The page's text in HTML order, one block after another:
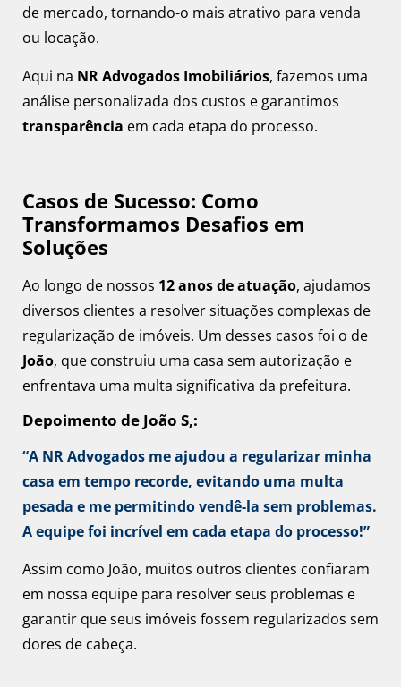
de mercado, tornando-o mais atrativo para venda
ou locação.
Aqui na NR Advogados Imobiliários, fazemos uma
análise personalizada dos custos e garantimos
transparência em cada etapa do processo.
Casos de Sucesso: Como
Transformamos Desafios em
Soluções
Ao longo de nossos 12 anos de atuação, ajudamos
diversos clientes a resolver situações complexas de
regularização de imóveis. Um desses casos foi o de
João, que construiu uma casa sem autorização e
enfrentava uma multa significativa da prefeitura.
Depoimento de João S,:
“A NR Advogados me ajudou a regularizar minha
casa em tempo recorde, evitando uma multa
pesada e me permitindo vendê-la sem problemas.
A equipe foi incrível em cada etapa do processo!”
Assim como João, muitos outros clientes confiaram
em nossa equipe para resolver seus problemas e
garantir que seus imóveis fossem regularizados sem
dores de cabeça.